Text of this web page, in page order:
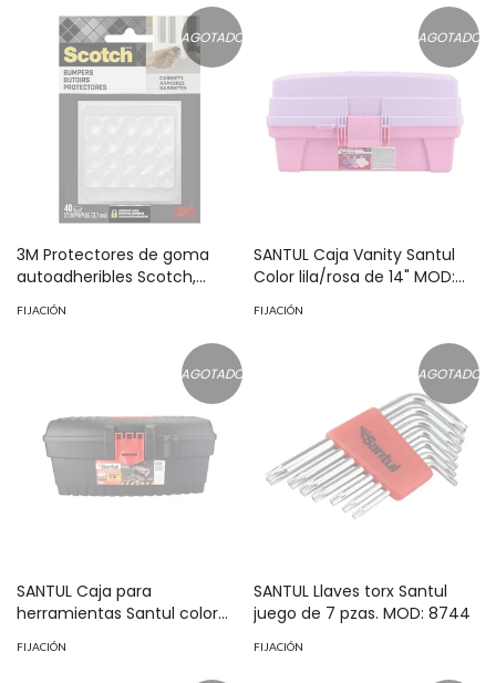
AGOTADO
3M Protectores de goma
autoadheribles Scotch,
Transparentes 12.7 mm Pack
40 piezas MOD: 70006963915
FIJACIÓN
AGOTADO
SANTUL Caja Vanity Santul
Color lila/rosa de 14" MOD:
6239
FIJACIÓN
AGOTADO
SANTUL Caja para
herramientas Santul color
negra de 16" MOD: 6411
FIJACIÓN
AGOTADO
SANTUL Llaves torx Santul
juego de 7 pzas. MOD: 8744
FIJACIÓN